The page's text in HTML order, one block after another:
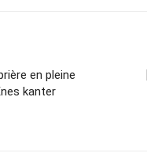
en pleine
kanter